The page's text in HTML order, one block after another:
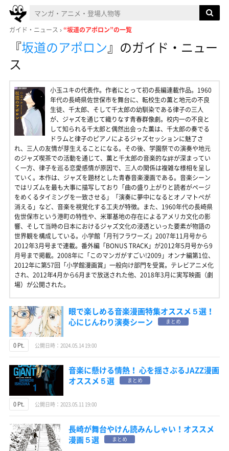
ガイド・ニュース “坂道のアポロン”の一覧
『坂道のアポロン』 のガイド・ニュー
ス
小玉ユキの代表作。作者にとって初の長編連載作品。1960
年代の長崎県佐世保市を舞台に、転校生の薫と地元の不良
生徒、千太郎、そして千太郎の幼馴染である律子の三人
が、ジャズを通じて織りなす青春群像劇。校内一の不良と
して知られる千太郎と偶然出会った薫は、千太郎の奏でる
ドラムと律子のピアノによるジャズセッションに魅了さ
れ、三人の友情が芽生えることになる。その後、学園祭での演奏や地元
のジャズ喫茶での活動を通じて、薫と千太郎の音楽的な絆が深まってい
く一方、律子を巡る恋愛感情が原因で、三人の関係は複雑な様相を呈し
ていく。本作は、ジャズを題材とした青春音楽漫画である。音楽シーン
ではリズムを最も大事に描写しており「曲の盛り上がりと読者がページ
をめくるタイミングを一致させる」「演奏に夢中になるとオノマトペが
消える」など、音楽を視覚化する工夫が特徴。また、1960年代の長崎県
佐世保市という港町の特性や、米軍基地の存在によるアメリカ文化の影
響、そして当時の日本におけるジャズ文化の浸透といった要素が物語の
世界観を構成している。小学館「月刊フラワーズ」2007年11月号から
2012年3月号まで連載。番外編「BONUS TRACK」が2012年5月号から9
月号まで掲載。2008年に「このマンガがすごい!2009」オンナ編第1位、
2012年に第57回「小学館漫画賞」一般向け部門を受賞。テレビアニメ化
され、2012年4月から6月まで放送された他、2018年3月に実写映画（劇
場）が公開された。
眼で楽しめる音楽漫画特集オススメ５選！
心にじんわり演奏シーン
まとめ
0 Pt. 公開日時：2024.05.14 19:00
音楽に懸ける情熱！ 心を揺さぶるJAZZ漫画
オススメ５選
まとめ
0 Pt. 公開日時：2023.05.11 19:00
長崎が舞台やけん読みんしゃい！オススメ
漫画５選
まとめ